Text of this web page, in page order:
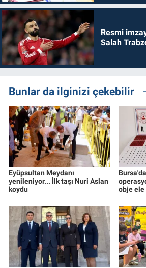
Resmi
Salah
Bunlar da ilginizi çekebilir
Eyüpsultan Meydanı
yenileniyor... İlk taşı Nuri Aslan
koydu
obje